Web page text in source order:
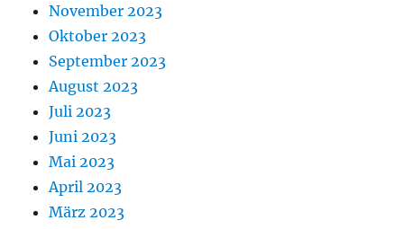
November 2023
Oktober 2023
September 2023
August 2023
Juli 2023
Juni 2023
Mai 2023
April 2023
März 2023